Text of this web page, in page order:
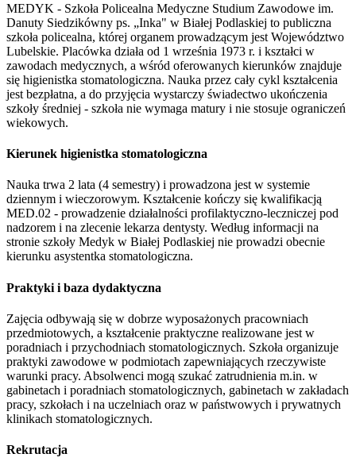
MEDYK - Szkoła Policealna Medyczne Studium Zawodowe im.
Danuty Siedzikówny ps. „Inka" w Białej Podlaskiej to publiczna
szkoła policealna, której organem prowadzącym jest Województwo
Lubelskie. Placówka działa od 1 września 1973 r. i kształci w
zawodach medycznych, a wśród oferowanych kierunków znajduje
się higienistka stomatologiczna. Nauka przez cały cykl kształcenia
jest bezpłatna, a do przyjęcia wystarczy świadectwo ukończenia
szkoły średniej - szkoła nie wymaga matury i nie stosuje ograniczeń
wiekowych.
Kierunek higienistka stomatologiczna
Nauka trwa 2 lata (4 semestry) i prowadzona jest w systemie
dziennym i wieczorowym. Kształcenie kończy się kwalifikacją
MED.02 - prowadzenie działalności profilaktyczno-leczniczej pod
nadzorem i na zlecenie lekarza dentysty. Według informacji na
stronie szkoły Medyk w Białej Podlaskiej nie prowadzi obecnie
kierunku asystentka stomatologiczna.
Praktyki i baza dydaktyczna
Zajęcia odbywają się w dobrze wyposażonych pracowniach
przedmiotowych, a kształcenie praktyczne realizowane jest w
poradniach i przychodniach stomatologicznych. Szkoła organizuje
praktyki zawodowe w podmiotach zapewniających rzeczywiste
warunki pracy. Absolwenci mogą szukać zatrudnienia m.in. w
gabinetach i poradniach stomatologicznych, gabinetach w zakładach
pracy, szkołach i na uczelniach oraz w państwowych i prywatnych
klinikach stomatologicznych.
Rekrutacja